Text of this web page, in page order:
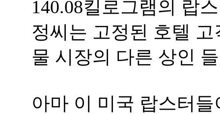
140.08킬로그램의 랍
정씨는 고정된 호텔
물 시장의 다른 상인
아마 이 미국 랍스터